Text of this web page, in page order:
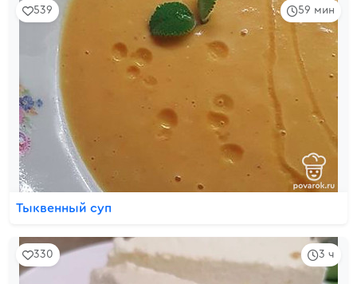
59 мин
539
Тыквенный суп
3 ч
330